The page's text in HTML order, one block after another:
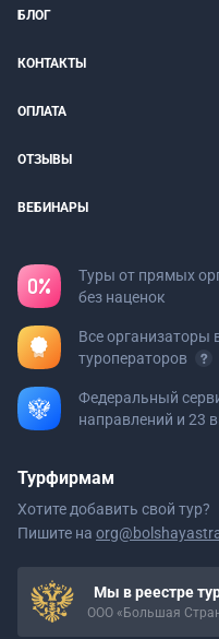
БЛОГ
КОНТАКТЫ
ОПЛАТА
ОТЗЫВЫ
ВЕБИНАРЫ
Туры от прямых
без наценок
Все организаторы
туроператоров
Федеральный
направлений и 23
Турфирмам
Хотите добавить свой тур?
Пишите на
Мы в реестре
ООО «Большая